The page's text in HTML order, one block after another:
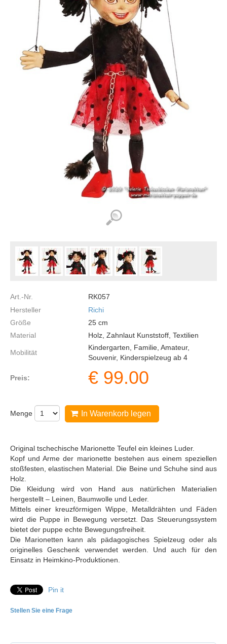
Art.-Nr.
RK057
Hersteller
Richi
Größe
25 cm
Material
Holz, Zahnlaut Kunststoff, Textilien
Mobilität
Kindergarten, Familie, Amateur,
Souvenir, Kinderspielzeug ab 4
Preis: € 99.00
Menge In Warenkorb legen
Original tschechische Marionette Teufel ein kleines Luder.
Kopf und Arme der marionette bestehen aus einem speziellen
stoßfesten, elastischen Material. Die Beine und Schuhe sind aus
Holz.
Die Kleidung wird von Hand aus natürlichen Materialien
hergestellt – Leinen, Baumwolle und Leder.
Mittels einer kreuzförmigen Wippe, Metalldrähten und Fäden
wird die Puppe in Bewegung versetzt. Das Steuerungssystem
bietet der puppe echte Bewegungsfreiheit.
Die Marionetten kann als pädagogisches Spielzeug oder als
originelles Geschenk verwendet werden. Und auch für den
Einsatz in Heimkino-Produktionen.
Pin it
Stellen Sie eine Frage